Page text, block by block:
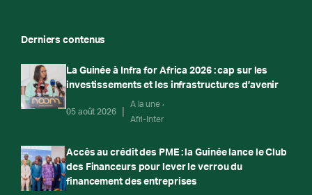
Derniers contenus
La Guinée à Infra for Africa 2026 : cap sur les
investissements et les infrastructures d’avenir
05 août 2026
A la une
Afri-Inter
Accès au crédit des PME : la Guinée lance le Club
des Financeurs pour lever le verrou du
financement des entreprises